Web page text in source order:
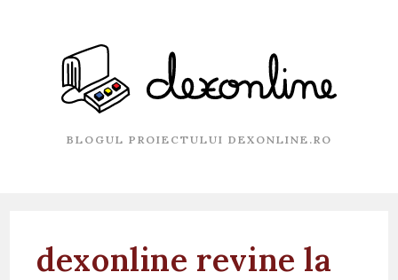
BLOGUL PROIECTULUI DEXONLINE.RO
dexonline revine la